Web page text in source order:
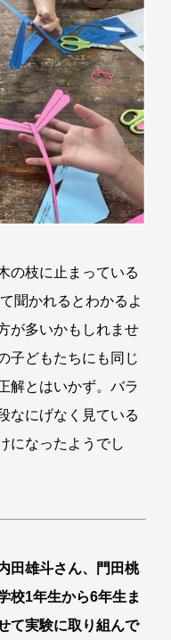
の枝に止まっている
聞かれるとわかるよ
が多いかもしれませ
子どもたちにも同じ
解とはいかず。バラ
なにげなく見ている
になったようでし
田雄斗さん、門田桃
校1年生から6年生ま
て実験に取り組んで